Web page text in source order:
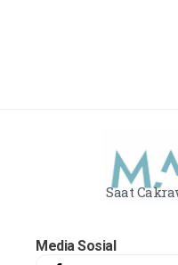
Saat
Media Sosial